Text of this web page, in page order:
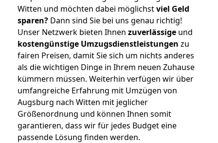
Witten und möchten dabei möglichstviel Geld
sparen? Dann sind Sie bei uns genau richtig!
Unser Netzwerk bieten Ihnen zuverlässige und
kostengünstige Umzugsdienstleistungen zu
fairen Preisen, damit Sie sich um nichts anderes
als die wichtigen Dinge in Ihrem neuen Zuhause
kümmern müssen. Weiterhin verfügen wir über
umfangreiche Erfahrung mit Umzügen von
Augsburg nach Witten mit jeglicher
Größenordnung und können Ihnen somit
garantieren, dass wir für jedes Budget eine
passende Lösung finden werden.